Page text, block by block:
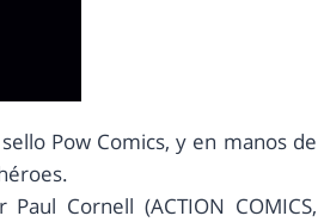
Pow Comics, y en manos de
Cornell (ACTION COMICS,